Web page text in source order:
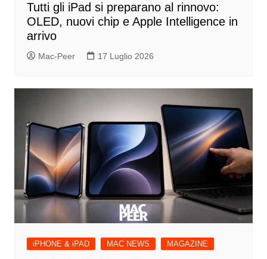
Tutti gli iPad si preparano al rinnovo:
OLED, nuovi chip e Apple Intelligence in
arrivo
Mac-Peer 17 Luglio 2026
iPHONE & iPAD MAC NEWS MAGAZINE